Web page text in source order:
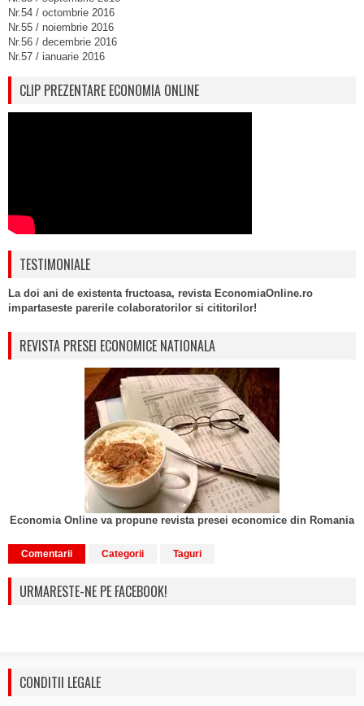
Nr.54 / octombrie 2016
Nr.55 / noiembrie 2016
Nr.56 / decembrie 2016
Nr.57 / ianuarie 2016
CLIP PREZENTARE ECONOMIA ONLINE
TESTIMONIALE
La doi ani de existenta fructoasa, revista EconomiaOnline.ro
impartaseste parerile colaboratorilor si cititorilor!
REVISTA PRESEI ECONOMICE NATIONALA
Economia Online va propune revista presei economice din Romania
Comentarii Categorii Taguri
URMARESTE-NE PE FACEBOOK!
CONDITII LEGALE